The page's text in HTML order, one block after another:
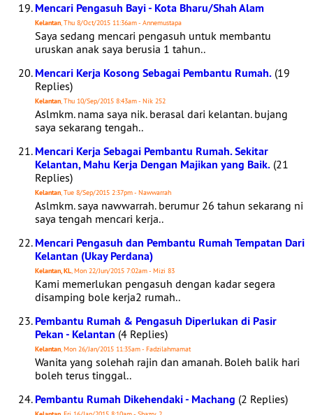
Mencari Pengasuh Bayi - Kota Bharu/Shah Alam
Kelantan, Thu 8/Oct/2015 11:36am - Annemustapa
Saya sedang mencari pengasuh untuk membantu
uruskan anak saya berusia 1 tahun..
Mencari Kerja Kosong Sebagai Pembantu Rumah. (19
Replies)
Kelantan, Thu 10/Sep/2015 8:43am - Nik 252
Aslmkm. nama saya nik. berasal dari kelantan. bujang
saya sekarang tengah..
Mencari Kerja Sebagai Pembantu Rumah. Sekitar
Kelantan, Mahu Kerja Dengan Majikan yang Baik. (21
Replies)
Kelantan, Tue 8/Sep/2015 2:37pm - Nawwarrah
Aslmkm. saya nawwarrah. berumur 26 tahun sekarang ni
saya tengah mencari kerja..
Mencari Pengasuh dan Pembantu Rumah Tempatan Dari
Kelantan (Ukay Perdana)
Kelantan, KL, Mon 22/Jun/2015 7:02am - Mizi 83
Kami memerlukan pengasuh dengan kadar segera
disamping bole kerja2 rumah..
Pembantu Rumah & Pengasuh Diperlukan di Pasir
Pekan - Kelantan (4 Replies)
Kelantan, Mon 26/Jan/2015 11:35am - Fadzilahmamat
Wanita yang solehah rajin dan amanah. Boleh balik hari
boleh terus tinggal..
Pembantu Rumah Dikehendaki - Machang (2 Replies)